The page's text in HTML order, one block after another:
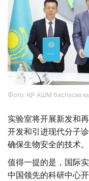
Фото: ҚР АШМ баспасөз
实验室将开展新发和
开发和引进现代分子
确保生物安全的技术。
值得一提的是，国际
中国领先的科研中心